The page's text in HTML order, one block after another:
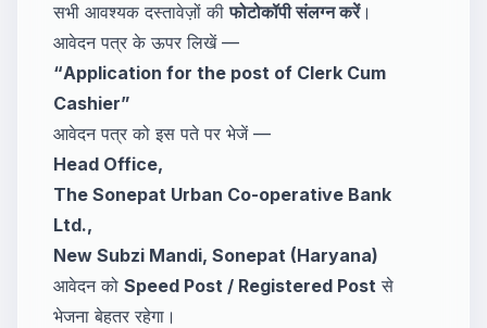
सभी आवश्यक दस्तावेज़ों कीफोटोकॉपी संलग्न करें।
आवेदन पत्र के ऊपर लिखें —
“Application for the post of Clerk Cum
Cashier”
आवेदन पत्र को इस पते पर भेजें —
Head Office,
The Sonepat Urban Co-operative Bank
Ltd.,
New Subzi Mandi, Sonepat (Haryana)
आवेदन को Speed Post / Registered Post से
भेजना बेहतर रहेगा।